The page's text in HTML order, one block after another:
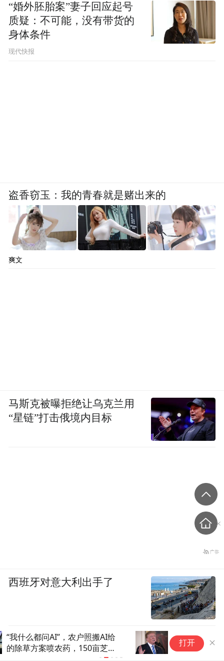
特朗普坐不住：中国每年培养
3000人，咱们才170人
美国阿拉斯
打开
“婚外胚胎案”妻子回应起号
质疑：不可能，没有带货的
身体条件
现代快报
盗香窃玉：我的青春就是赌出来的
爽文
马斯克被曝拒绝让乌克兰用
“星链”打击俄境内目标
西班牙对意大利出手了